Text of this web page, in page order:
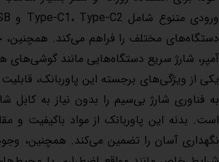
آمپر، شارژ سریع دستگاه‌هایی مانند
یکی از ویژگی‌های برجسته این پاوربانک،
به فناوری شارژ بی‌سیم را بدون نیاز به کابل